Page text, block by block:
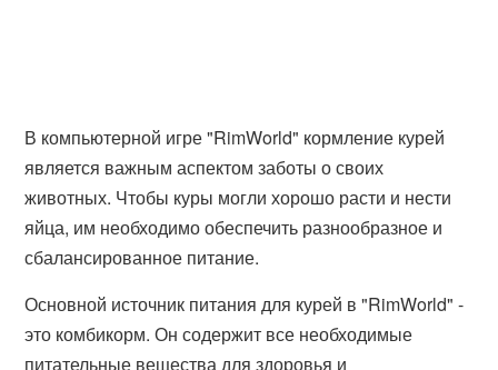
В компьютерной игре "RimWorld" кормление курей
является важным аспектом заботы о своих
животных. Чтобы куры могли хорошо расти и нести
яйца, им необходимо обеспечить разнообразное и
сбалансированное питание.
Основной источник питания для курей в "RimWorld" -
это комбикорм. Он содержит все необходимые
питательные вещества для здоровья и